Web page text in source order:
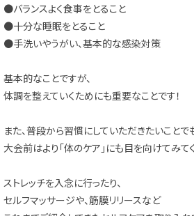
●バランスよく食事をとること
●十分な睡眠をとること
●手洗いやうがい、基本的な感染対策
基本的なことですが、
体調を整えていくためにも重要なことです！
また、普段から習慣にしていただきたいことで
大会前はより「体のケア」にも目を向けてみて
ストレッチを入念に行ったり、
セルフマッサージや、筋膜リリースなど